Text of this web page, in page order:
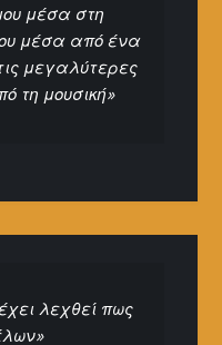
μέσα στη
μέσα από ένα
μεγαλύτερες
τη μουσική»
λεχθεί πως